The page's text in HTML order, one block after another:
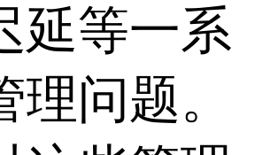
延等一系
理问题。